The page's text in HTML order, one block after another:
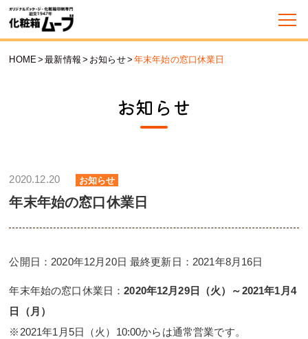
HOME> 最新情報 > お知らせ> 年末年始の窓口休業日
お知らせ
2020.12.20 お知らせ
年末年始の窓口休業日
公開日：2020年12月20日 最終更新日：2021年8月16日
年末年始の窓口休業日：2020年12月29日（火）～2021年1月4
日（月）
※2021年1月5日（火）10:00からは通常営業です。